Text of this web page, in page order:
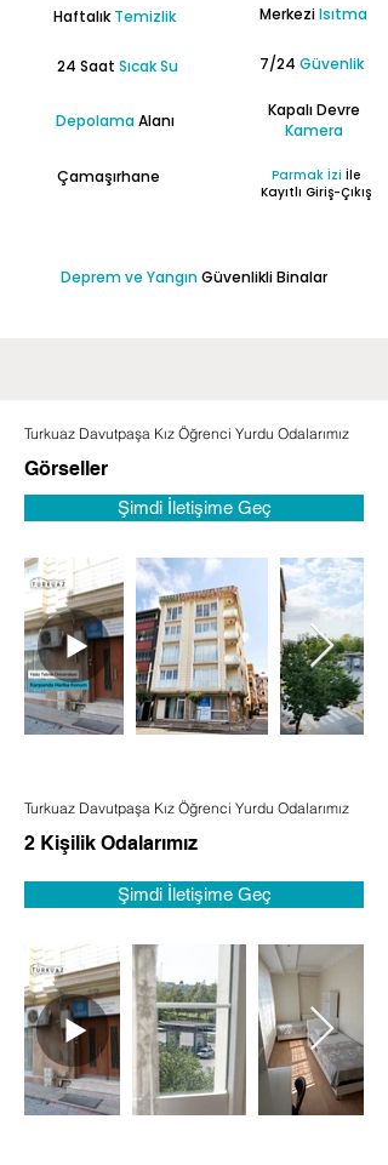
HaftalıkTemizlik
24 Saat Sıcak Su
DepolamaAlanı
Çamaşırhane
MerkeziIsıtma
7/24 Güvenlik
Kapalı Devre
Kamera
Parmak İzi İle
Kayıtlı Giriş-Çıkış
Deprem ve YangınGüvenlikli Binalar
Turkuaz Davutpaşa Kız Öğrenci Yurdu Odalarımız
Görseller
Şimdi İletişime Geç
Turkuaz Davutpaşa Kız Öğrenci Yurdu Odalarımız
2 Kişilik Odalarımız
Şimdi İletişime Geç